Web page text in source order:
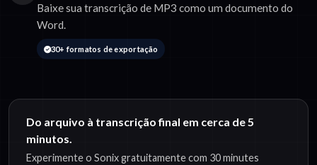
Baixe sua transcrição de MP3 como um documento do
Word.
30+ formatos de exportação
Do arquivo à transcrição final em cerca de 5
minutos.
Experimente o Sonix gratuitamente com 30 minutes